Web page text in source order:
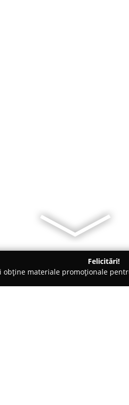
Felicitări!
materiale promoționale